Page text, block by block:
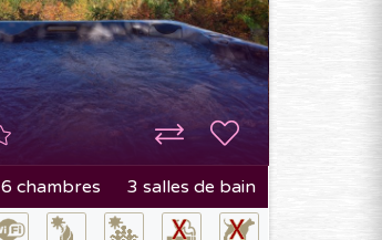
6 chambres 3 salles de bain